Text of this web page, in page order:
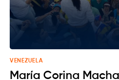
VENEZUELA
María Corina